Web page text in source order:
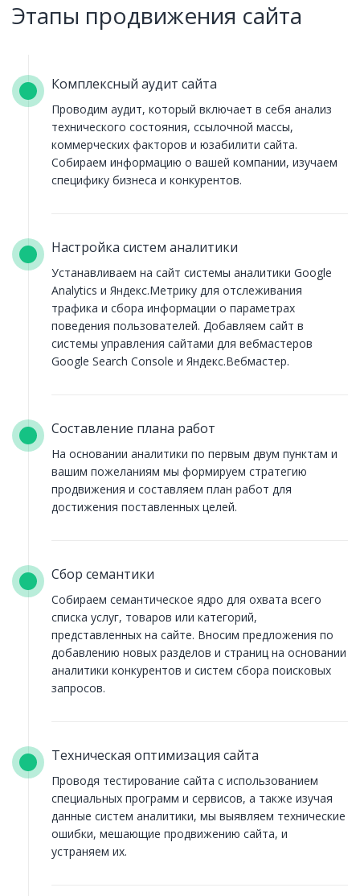
Этапы продвижения сайта
Комплексный аудит сайта
Проводим аудит, который включает в себя анализ
технического состояния, ссылочной массы,
коммерческих факторов и юзабилити сайта.
Собираем информацию о вашей компании, изучаем
специфику бизнеса и конкурентов.
Настройка систем аналитики
Устанавливаем на сайт системы аналитики Google
Analytics и Яндекс.Метрику для отслеживания
трафика и сбора информации о параметрах
поведения пользователей. Добавляем сайт в
системы управления сайтами для вебмастеров
Google Search Console и Яндекс.Вебмастер.
Составление плана работ
На основании аналитики по первым двум пунктам и
вашим пожеланиям мы формируем стратегию
продвижения и составляем план работ для
достижения поставленных целей.
Сбор семантики
Собираем семантическое ядро для охвата всего
списка услуг, товаров или категорий,
представленных на сайте. Вносим предложения по
добавлению новых разделов и страниц на основании
аналитики конкурентов и систем сбора поисковых
запросов.
Техническая оптимизация сайта
Проводя тестирование сайта с использованием
специальных программ и сервисов, а также изучая
данные систем аналитики, мы выявляем технические
ошибки, мешающие продвижению сайта, и
устраняем их.